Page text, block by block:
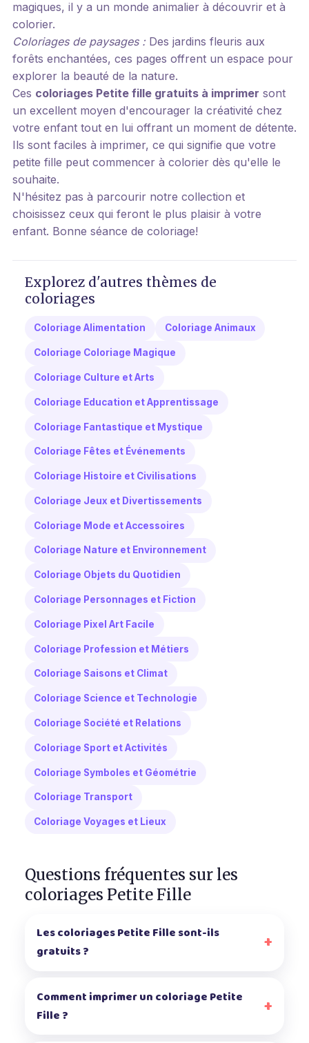
magiques, il y a un monde animalier à découvrir et à
colorier.
Coloriages de paysages :Des jardins fleuris aux
forêts enchantées, ces pages offrent un espace pour
explorer la beauté de la nature.
Ces coloriages Petite fille gratuits à imprimer sont
un excellent moyen d'encourager la créativité chez
votre enfant tout en lui offrant un moment de détente.
Ils sont faciles à imprimer, ce qui signifie que votre
petite fille peut commencer à colorier dès qu'elle le
souhaite.
N'hésitez pas à parcourir notre collection et
choisissez ceux qui feront le plus plaisir à votre
enfant. Bonne séance de coloriage!
Explorez d'autres thèmes de
coloriages
Coloriage Alimentation Coloriage Animaux
Coloriage Coloriage Magique
Coloriage Culture et Arts
Coloriage Education et Apprentissage
Coloriage Fantastique et Mystique
Coloriage Fêtes et Événements
Coloriage Histoire et Civilisations
Coloriage Jeux et Divertissements
Coloriage Mode et Accessoires
Coloriage Nature et Environnement
Coloriage Objets du Quotidien
Coloriage Personnages et Fiction
Coloriage Pixel Art Facile
Coloriage Profession et Métiers
Coloriage Saisons et Climat
Coloriage Science et Technologie
Coloriage Société et Relations
Coloriage Sport et Activités
Coloriage Symboles et Géométrie
Coloriage Transport
Coloriage Voyages et Lieux
Questions fréquentes sur les
coloriages Petite Fille
Les coloriages Petite Fille sont-ils
gratuits ?
Comment imprimer un coloriage Petite
Fille ?